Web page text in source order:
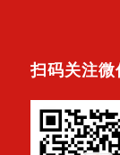
扫码关注微